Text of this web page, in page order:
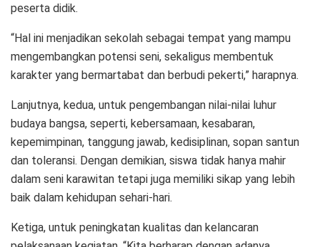
peserta didik.
“Hal ini menjadikan sekolah sebagai tempat yang mampu
mengembangkan potensi seni, sekaligus membentuk
karakter yang bermartabat dan berbudi pekerti,” harapnya.
Lanjutnya, kedua, untuk pengembangan nilai-nilai luhur
budaya bangsa, seperti, kebersamaan, kesabaran,
kepemimpinan, tanggung jawab, kedisiplinan, sopan santun
dan toleransi. Dengan demikian, siswa tidak hanya mahir
dalam seni karawitan tetapi juga memiliki sikap yang lebih
baik dalam kehidupan sehari-hari.
Ketiga, untuk peningkatan kualitas dan kelancaran